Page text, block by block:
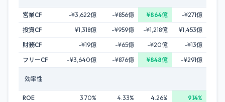
営業CF -¥3,622億 -¥856億 ¥864億
-¥271億
投資CF
¥1,318億 -¥959億 -¥1,218億
¥1,453億
財務CF
-¥19億 -¥65億 -¥20億
-¥13億
フリーCF
-¥3,640億 -¥876億 ¥848億 -¥291億
効率性
ROE 3.70% 4.33% 4.26%
9.14%